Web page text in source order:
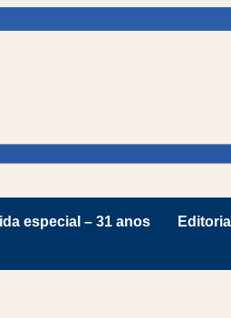
especial – 31 anos Editorial